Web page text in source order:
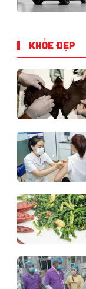
KHỎE ĐẸP